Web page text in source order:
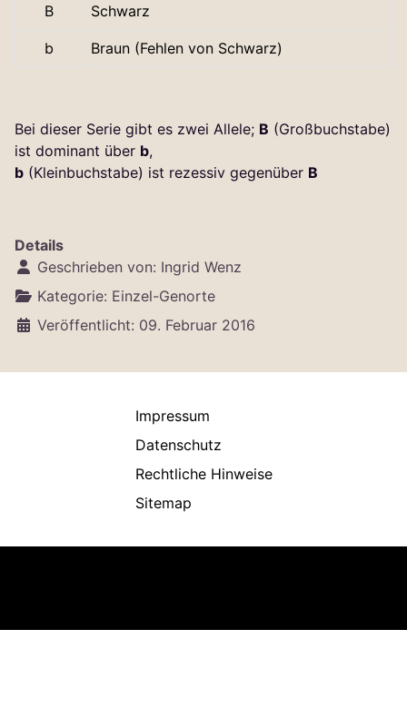
B Schwarz
b Braun (Fehlen von Schwarz)
Bei dieser Serie gibt es zwei Allele; B (Großbuchstabe)
ist dominant über b,
b (Kleinbuchstabe) ist rezessiv gegenüber B
Details
Geschrieben von: Ingrid Wenz
Kategorie: Einzel-Genorte
Veröffentlicht: 09. Februar 2016
Impressum
Datenschutz
Rechtliche Hinweise
Sitemap